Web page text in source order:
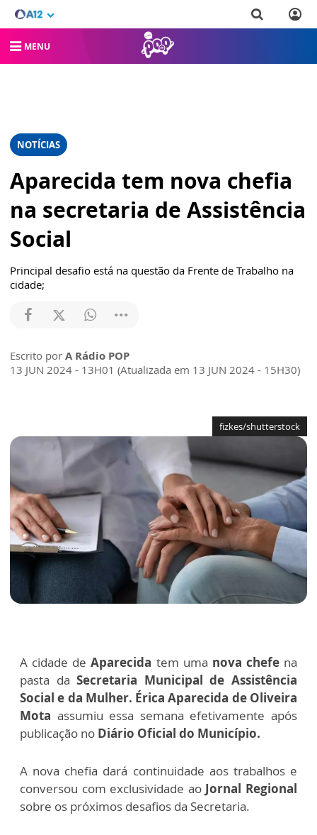
MENU
NOTÍCIAS
Aparecida tem nova chefia
na secretaria de Assistência
Social
Principal desafio está na questão da Frente de Trabalho na
cidade;
Escrito por A Rádio POP
13 JUN 2024 - 13H01 (Atualizada em 13 JUN 2024 - 15H30)
fizkes/shutterstock
A cidade deAparecida tem uma nova chefe na
pasta daSecretaria Municipal de Assistência
Social e da Mulher. Érica Aparecida de Oliveira
Mota assumiu essa semana efetivamente após
publicação no Diário Oficial do Município.
A nova chefia dará continuidade aos trabalhos e
conversou com exclusividade ao Jornal Regional
sobre os próximos desafios da Secretaria.